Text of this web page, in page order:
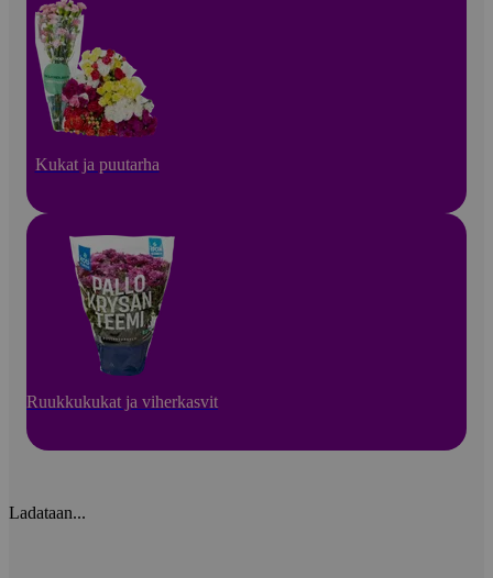
Kukat ja puutarha
Ruukkukukat ja viherkasvit
Ladataan...